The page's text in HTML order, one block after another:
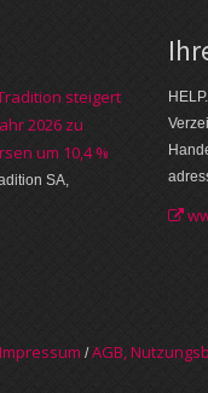
steigert
2026 zu
um 10,4 %
SA,
Im­pres­sum /AGB,